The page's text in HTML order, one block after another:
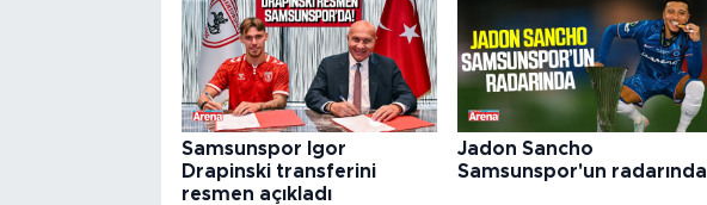
Samsunspor Igor
Drapinski transferini
resmen açıkladı
Jadon Sancho
Samsunspor'un radarında